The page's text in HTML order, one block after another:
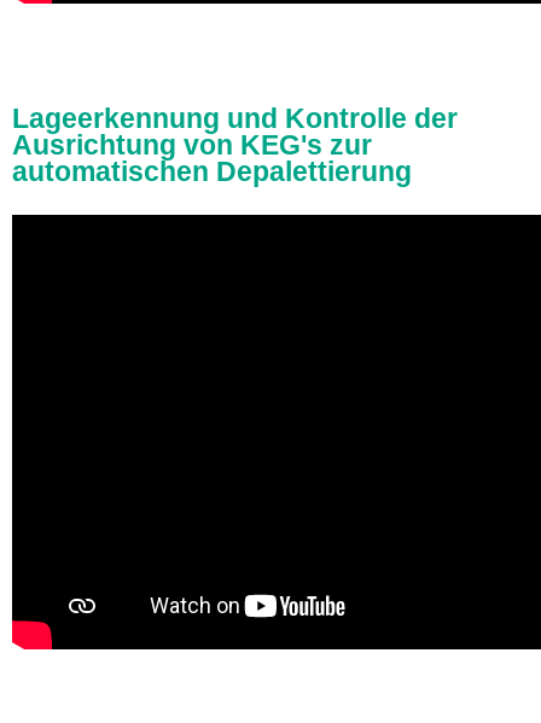
Lageerkennung und Kontrolle der
Ausrichtung von KEG's zur
automatischen Depalettierung